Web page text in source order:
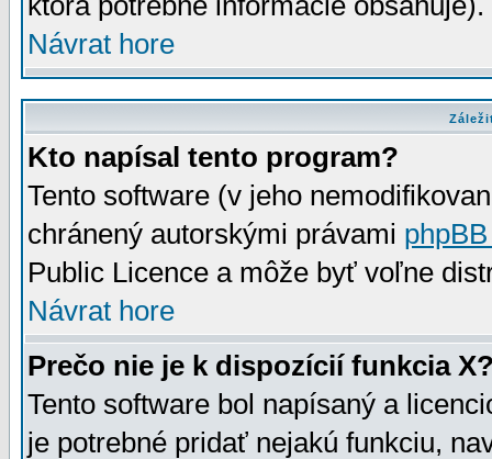
Návrat hore
Kto napísal tento program?
Tento software (v jeho
chránený autorskými právami
Public Licence a môže byť voľne
Návrat hore
Prečo nie je k dispozícií funkcia
Tento software bol napísaný a
je potrebné pridať nejakú funkciu,